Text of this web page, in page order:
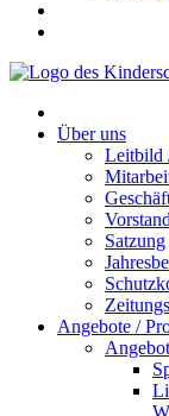
Über uns
Leitbild
Vorstand
Satzung
Angebote /